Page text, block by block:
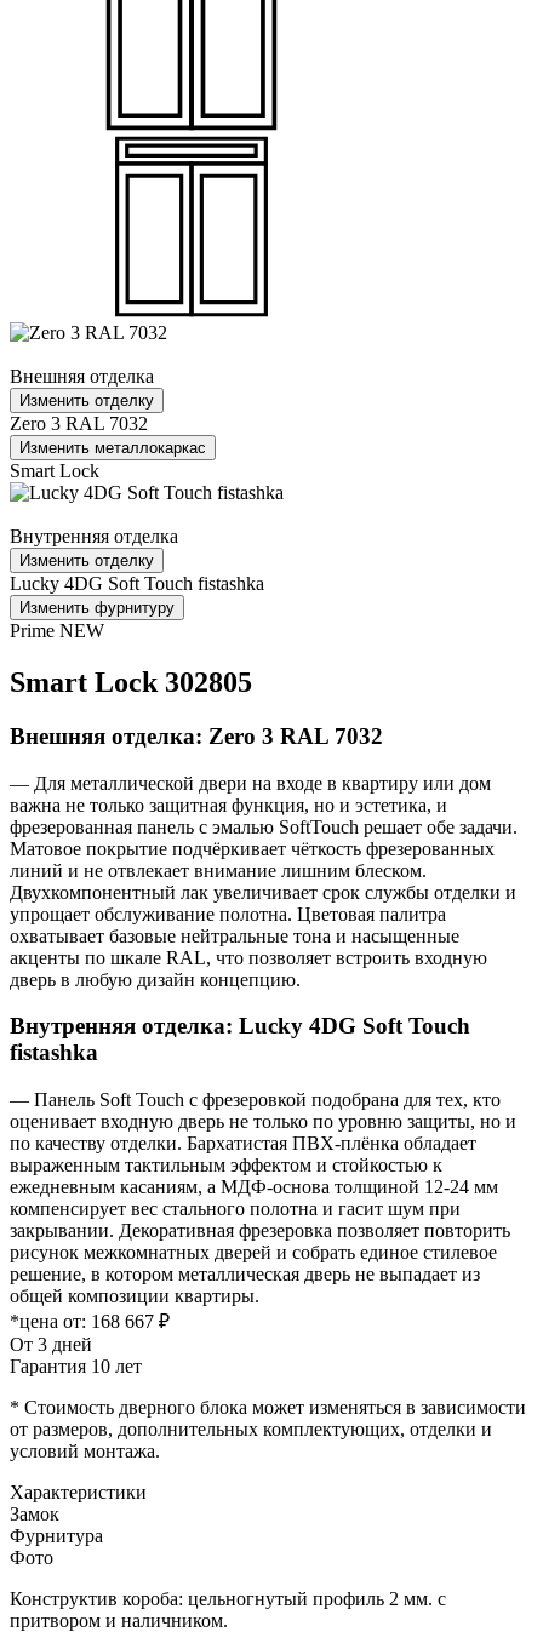
Внешняя отделка
Изменить отделку
Zero 3 RAL 7032
Изменить металлокаркас
Smart Lock
Внутренняя отделка
Изменить отделку
Lucky 4DG Soft Touch fistashka
Изменить фурнитуру
Prime NEW
Smart Lock 302805
Внешняя отделка: Zero 3 RAL 7032
— Для металлической двери на входе в квартиру или дом
важна не только защитная функция, но и эстетика, и
фрезерованная панель с эмалью SoftTouch решает обе задачи.
Матовое покрытие подчёркивает чёткость фрезерованных
линий и не отвлекает внимание лишним блеском.
Двухкомпонентный лак увеличивает срок службы отделки и
упрощает обслуживание полотна. Цветовая палитра
охватывает базовые нейтральные тона и насыщенные
акценты по шкале RAL, что позволяет встроить входную
дверь в любую дизайн концепцию.
Внутренняя отделка: Lucky 4DG Soft Touch
fistashka
— Панель Soft Touch с фрезеровкой подобрана для тех, кто
оценивает входную дверь не только по уровню защиты, но и
по качеству отделки. Бархатистая ПВХ-плёнка обладает
выраженным тактильным эффектом и стойкостью к
ежедневным касаниям, а МДФ-основа толщиной 12-24 мм
компенсирует вес стального полотна и гасит шум при
закрывании. Декоративная фрезеровка позволяет повторить
рисунок межкомнатных дверей и собрать единое стилевое
решение, в котором металлическая дверь не выпадает из
общей композиции квартиры.
*цена от: 168 667 ₽
От 3 дней
Гарантия 10 лет
* Стоимость дверного блока может изменяться в зависимости
от размеров, дополнительных комплектующих, отделки и
условий монтажа.
Характеристики
Замок
Фурнитура
Фото
Конструктив короба: цельногнутый профиль 2 мм. с
притвором и наличником.